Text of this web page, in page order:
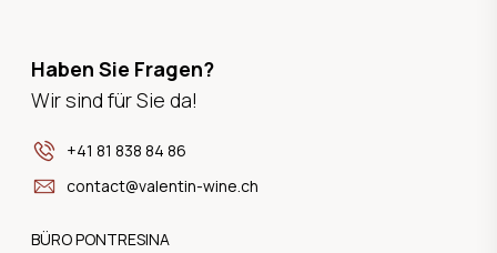
Haben Sie Fragen?
Wir sind für Sie da!
+41 81 838 84 86
contact@valentin-wine.ch
BÜRO PONTRESINA